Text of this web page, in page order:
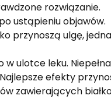
rozwiązanie.
ustąpieniu objawów.
przynoszą ulgę,
ulotce leku. Niepełna
efekty
zawierających